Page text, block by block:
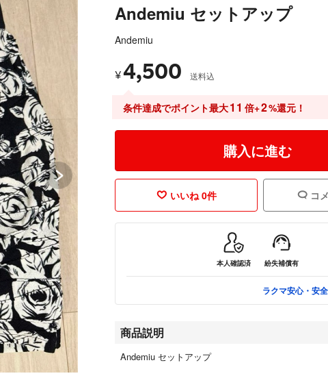
Andemiu セットアップ
Andemiu
¥4,500 送料込
条件達成でポイント最大11 倍+2%還元！
購入に進む
いいね 0件 コ
本人確認済 紛失補償有
ラクマ安心・安
商品説明
Andemiu セットアップ